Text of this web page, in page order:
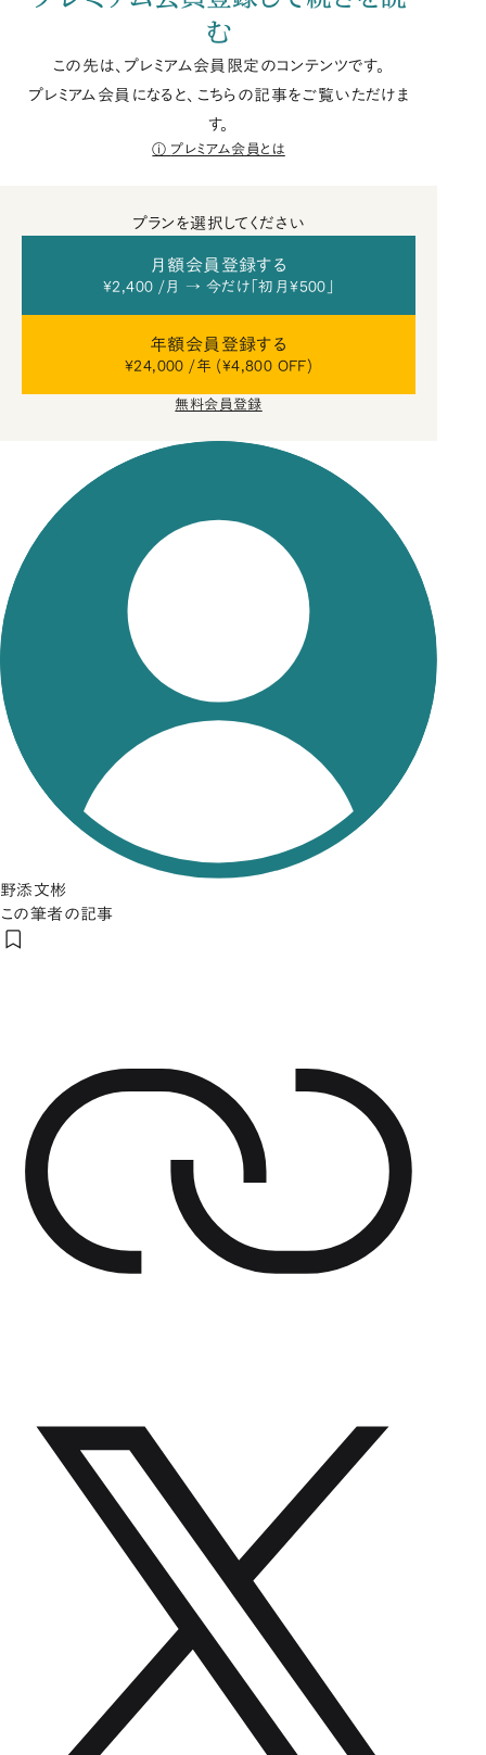
む
この先は、プレミアム会員限定のコンテンツです。
プレミアム会員になると、こちらの記事をご覧いただけま
す。
プレミアム会員とは
プランを選択してください
月額会員登録する
¥2,400 /月 → 今だけ「初月¥500」
年額会員登録する
¥24,000 /年 (¥4,800 OFF)
無料会員登録
野添文彬
この筆者の記事